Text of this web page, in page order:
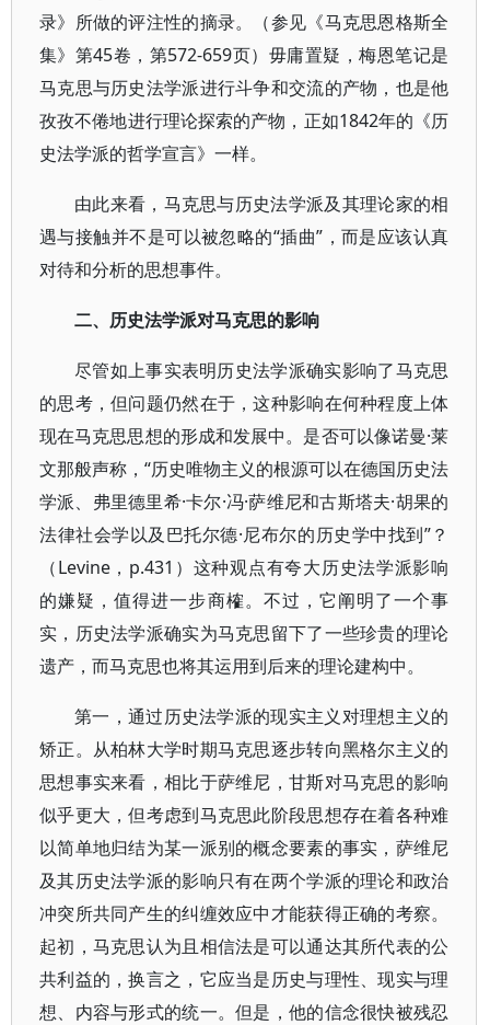
录》所做的评注性的摘录。（参见《马克思恩格斯全
集》第45卷，第572-659页）毋庸置疑，梅恩笔记是
马克思与历史法学派进行斗争和交流的产物，也是他
孜孜不倦地进行理论探索的产物，正如1842年的《历
史法学派的哲学宣言》一样。
由此来看，马克思与历史法学派及其理论家的相
遇与接触并不是可以被忽略的“插曲”，而是应该认真
对待和分析的思想事件。
二、历史法学派对马克思的影响
尽管如上事实表明历史法学派确实影响了马克思
的思考，但问题仍然在于，这种影响在何种程度上体
现在马克思思想的形成和发展中。是否可以像诺曼·莱
文那般声称，“历史唯物主义的根源可以在德国历史法
学派、弗里德里希·卡尔·冯·萨维尼和古斯塔夫·胡果的
法律社会学以及巴托尔德·尼布尔的历史学中找到”？
（Levine，p.431）这种观点有夸大历史法学派影响
的嫌疑，值得进一步商榷。不过，它阐明了一个事
实，历史法学派确实为马克思留下了一些珍贵的理论
遗产，而马克思也将其运用到后来的理论建构中。
第一，通过历史法学派的现实主义对理想主义的
矫正。从柏林大学时期马克思逐步转向黑格尔主义的
思想事实来看，相比于萨维尼，甘斯对马克思的影响
似乎更大，但考虑到马克思此阶段思想存在着各种难
以简单地归结为某一派别的概念要素的事实，萨维尼
及其历史法学派的影响只有在两个学派的理论和政治
冲突所共同产生的纠缠效应中才能获得正确的考察。
起初，马克思认为且相信法是可以通达其所代表的公
共利益的，换言之，它应当是历史与理性、现实与理
想、内容与形式的统一。但是，他的信念很快被残忍